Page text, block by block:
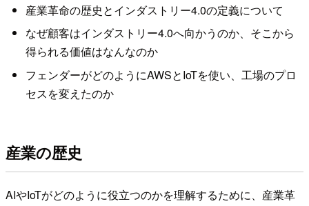
産業革命の歴史とインダストリー4.0の定義について
なぜ顧客はインダストリー4.0へ向かうのか、そこから
得られる価値はなんなのか
フェンダーがどのようにAWSとIoTを使い、工場のプロ
セスを変えたのか
産業の歴史
AIやIoTがどのように役立つのかを理解するために、産業革